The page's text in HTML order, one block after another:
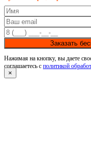
Заказать
Нажимая на кнопку, вы даете
соглашаетесь с политикой
×